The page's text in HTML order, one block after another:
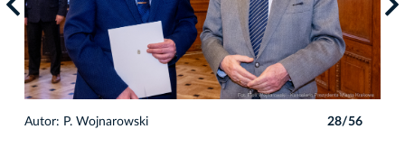
Autor: P. Wojnarowski 28/56